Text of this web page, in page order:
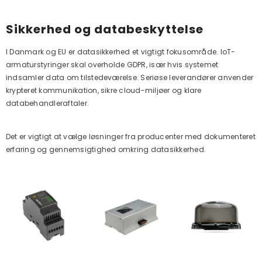
Sikkerhed og databeskyttelse
I Danmark og EU er datasikkerhed et vigtigt fokusområde. IoT-
armaturstyringer skal overholde GDPR, især hvis systemet
indsamler data om tilstedeværelse. Seriøse leverandører anvender
krypteret kommunikation, sikre cloud-miljøer og klare
databehandleraftaler.
Det er vigtigt at vælge løsninger fra producenter med dokumenteret
erfaring og gennemsigtighed omkring datasikkerhed.